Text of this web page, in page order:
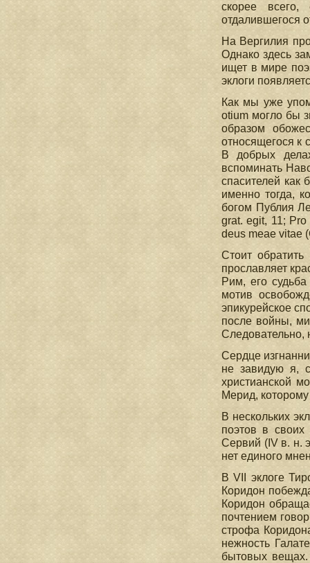
скорее всего,
отдалившегося
На Вергилия
Однако здесь
ищет в мире
эклоги
Как мы уже
otium могло бы
образом
относящегося к
В добрых
вспоминать
спасителей как
именно тогда,
богом Публия
grat. egit, 11;
deus meae vitae
Стоит
прославляет
Рим, его
мотив
эпикурейское
после войны,
Следовательно,
Сердце
не завидую я,
христианской
Мерид,
В нескольких
поэтов в своих
Сервий (IV в. н.
нет единого
В VII эклоге
Коридон
Коридон
почтением
строфа
нежность
бытовых